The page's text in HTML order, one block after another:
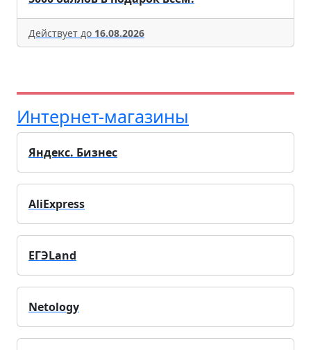
Действует до 16.08.2026
Интернет-магазины
Яндекс. Бизнес
AliExpress
ЕГЭLand
Netology